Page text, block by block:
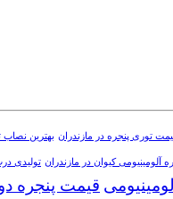
توری پنجره در مازندران بهترین نصاب
آلومینیومی کیوان در مازندران تولیدی
قیمت پنجره